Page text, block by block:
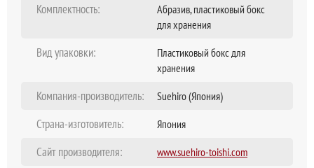
Комплектность:
Абразив, пластиковый бокс
для хранения
Вид упаковки:
Пластиковый бокс для
хранения
Компания-производитель: Suehiro (Япония)
Страна-изготовитель: Япония
Сайт производителя: www.suehiro-toishi.com